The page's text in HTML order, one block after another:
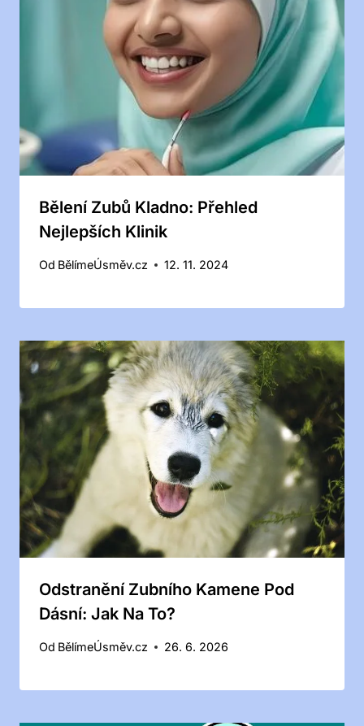
Bělení Zubů Kladno: Přehled
Nejlepších Klinik
Od BělímeÚsměv.cz 12. 11. 2024
Odstranění Zubního Kamene Pod
Dásní: Jak Na To?
Od BělímeÚsměv.cz 26. 6. 2026